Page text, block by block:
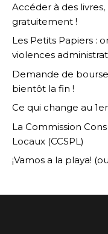
Accéder à des
gratuitement !
Les Petits Papiers :
violences
Demande de
bientôt la fin !
Ce qui change au
La Commission
Locaux (CCSPL)
¡Vamos a la playa!